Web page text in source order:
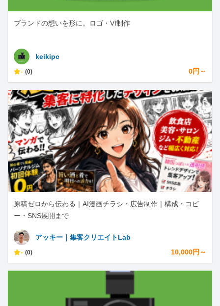
ブランドの想いを形に。ロゴ・VI制作
keikipc
- (0) 0円～
原稿ゼロから伝わる｜AI漫画チラシ・広告制作｜構成・コピ
ー・SNS展開まで
アッキー｜集客クリエイトLab
- (0) 10,000円～